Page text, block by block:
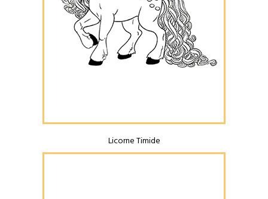
Licorne Timide